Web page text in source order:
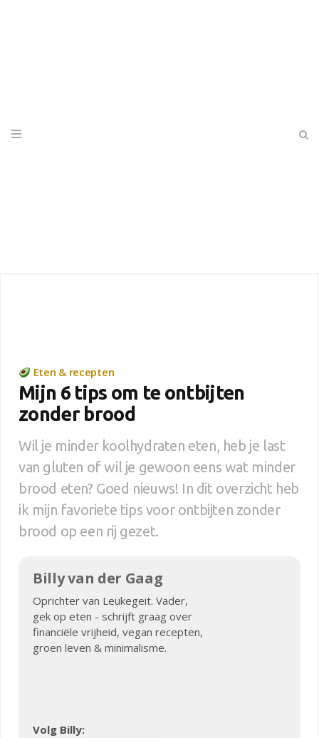
Eten & recepten
Mijn 6 tips om te ontbijten
zonder brood
Wil je minder koolhydraten eten, heb je last
van gluten of wil je gewoon eens wat minder
brood eten? Goed nieuws! In dit overzicht heb
ik mijn favoriete tips voor ontbijten zonder
brood op een rij gezet.
Billy van der Gaag
Oprichter van Leukegeit. Vader,
gek op eten - schrijft graag over
financiële vrijheid, vegan recepten,
groen leven & minimalisme.
Volg Billy: